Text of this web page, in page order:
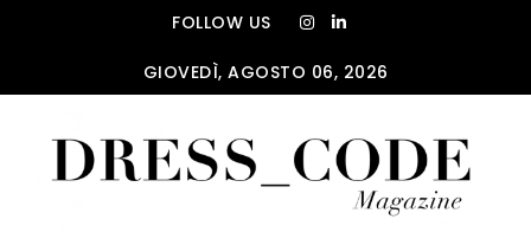
FOLLOW US
GIOVEDÌ, AGOSTO 06, 2026